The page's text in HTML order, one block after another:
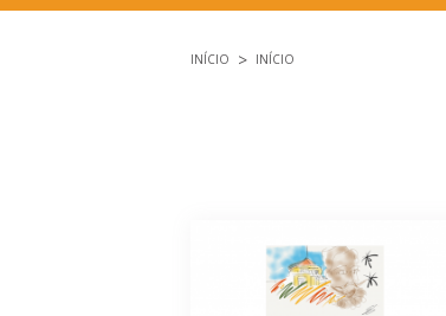
INÍCIO INÍCIO
Páginas